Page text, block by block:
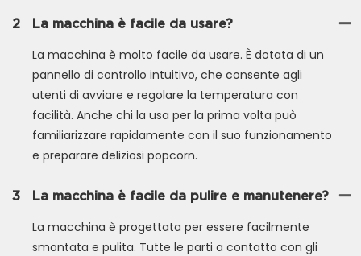
2 La macchina è facile da usare?
La macchina è molto facile da usare. È dotata di un
pannello di controllo intuitivo, che consente agli
utenti di avviare e regolare la temperatura con
facilità. Anche chi la usa per la prima volta può
familiarizzare rapidamente con il suo funzionamento
e preparare deliziosi popcorn.
3 La macchina è facile da pulire e manutenere?
La macchina è progettata per essere facilmente
smontata e pulita. Tutte le parti a contatto con gli